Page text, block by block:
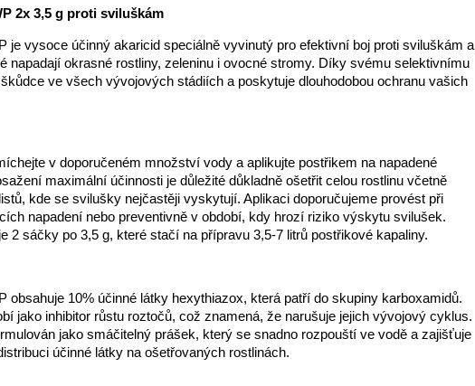
2x 3,5 g proti sviluškám
je vysoce účinný akaricid speciálně vyvinutý pro efektivní boj proti sviluškám a
napadají okrasné rostliny, zeleninu i ovocné stromy. Díky svému selektivnímu
ve všech vývojových stádiích a poskytuje dlouhodobou ochranu vašich
v doporučeném množství vody a aplikujte postřikem na napadené
maximální účinnosti je důležité důkladně ošetřit celou rostlinu včetně
kde se svilušky nejčastěji vyskytují. Aplikaci doporučujeme provést při
napadení nebo preventivně v období, kdy hrozí riziko výskytu svilušek.
2 sáčky po 3,5 g, které stačí na přípravu 3,5-7 litrů postřikové kapaliny.
obsahuje 10% účinné látky hexythiazox, která patří do skupiny karboxamidů.
jako inhibitor růstu roztočů, což znamená, že narušuje jejich vývojový cyklus.
jako smáčitelný prášek, který se snadno rozpouští ve vodě a zajišťuje
účinné látky na ošetřovaných rostlinách.